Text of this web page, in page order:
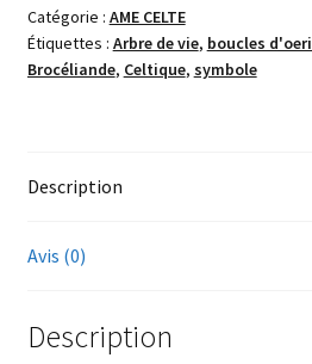
étoilé
Catégorie : AME CELTE
Étiquettes : Arbre de vie, boucles
Brocéliande, Celtique, symbole
Description
Avis (0)
Description